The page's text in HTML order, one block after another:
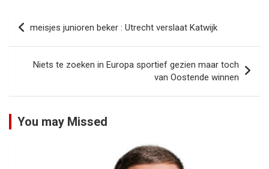
Bericht
navigatie
meisjes junioren beker : Utrecht verslaat Katwijk
Niets te zoeken in Europa sportief gezien maar toch
van Oostende winnen
You may Missed